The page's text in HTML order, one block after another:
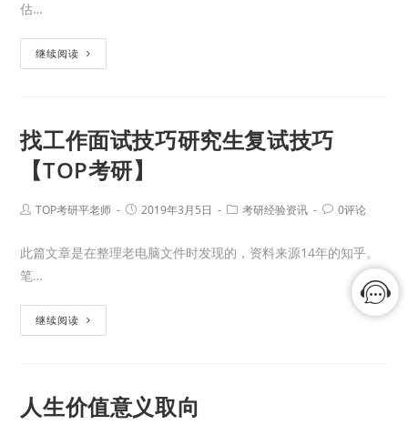
估…
继续阅读
找工作面试技巧研究生复试技巧
【TOP考研】
TOP考研平老师 2019年3月5日 考研经验资讯 0评论
此篇文章是在整理老电脑文件时发现的，资料来源14年的知乎。
笔…
继续阅读
人生价值意义取向